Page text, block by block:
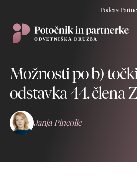
Podcast
Možnosti po b)
odstavka 44. člena
Janja Pincolic